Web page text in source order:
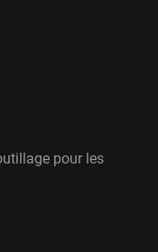
pour les